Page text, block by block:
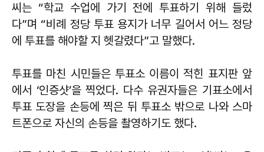
씨는 “학교 수업에 가기 전에 투표하기 위해 들렀
다”며 “비례 정당 투표 용지가 너무 길어서 어느 정당
에 투표를 해야할 지 헷갈렸다”고 말했다.
투표를 마친 시민들은 투표소 이름이 적힌 표지판 앞
에서 ‘인증샷’을 찍었다. 다수 유권자들은 기표소에서
투표 도장을 손등에 찍은 뒤 투표소 밖으로 나와 스마
트폰으로 자신의 손등을 촬영하기도 했다.